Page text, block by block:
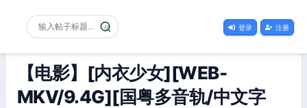
登录 注册
【电影】[内衣少女][WEB-
MKV/9.4G][国粤多音轨/中文字